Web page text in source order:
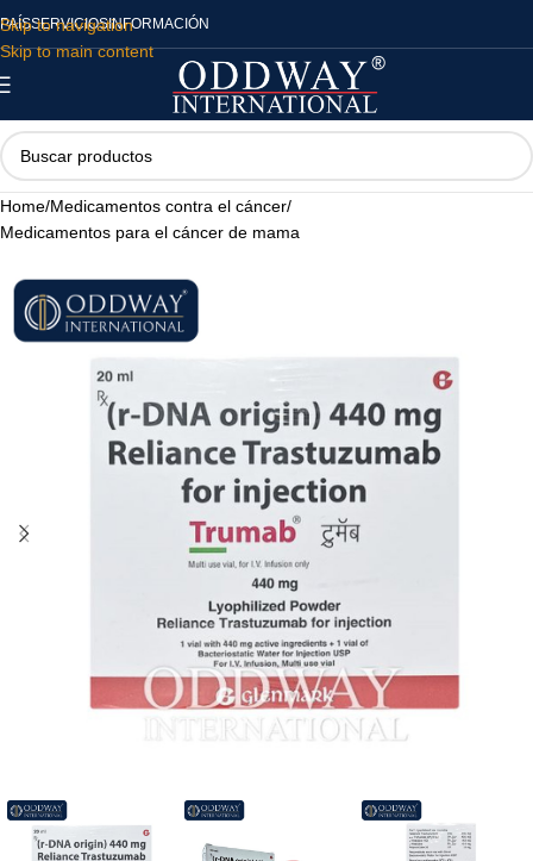
Skip to navigation
Skip to main content
PAÍSSERVICIOSINFORMACIÓN
Home/Medicamentos contra el cáncer/
Medicamentos para el cáncer de mama